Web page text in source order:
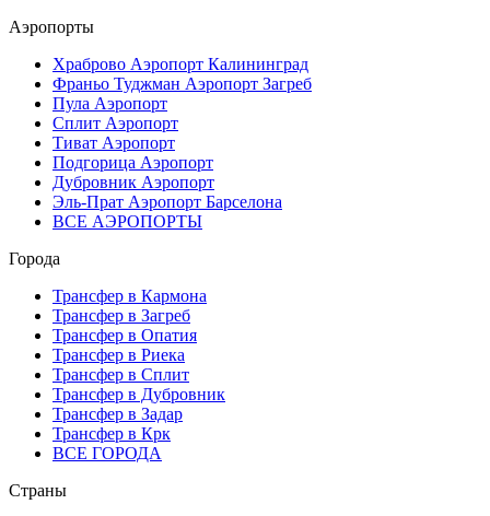
Аэропорты
Храброво Аэропорт Калининград
Франьо Туджман Аэропорт Загреб
Пула Аэропорт
Сплит Аэропорт
Тиват Аэропорт
Подгорица Аэропорт
Дубровник Аэропорт
Эль-Прат Аэропорт Барселона
ВСЕ АЭРОПОРТЫ
Города
Трансфер в Кармона
Трансфер в Загреб
Трансфер в Опатия
Трансфер в Риека
Трансфер в Сплит
Трансфер в Дубровник
Трансфер в Задар
Трансфер в Крк
ВСЕ ГОРОДА
Страны